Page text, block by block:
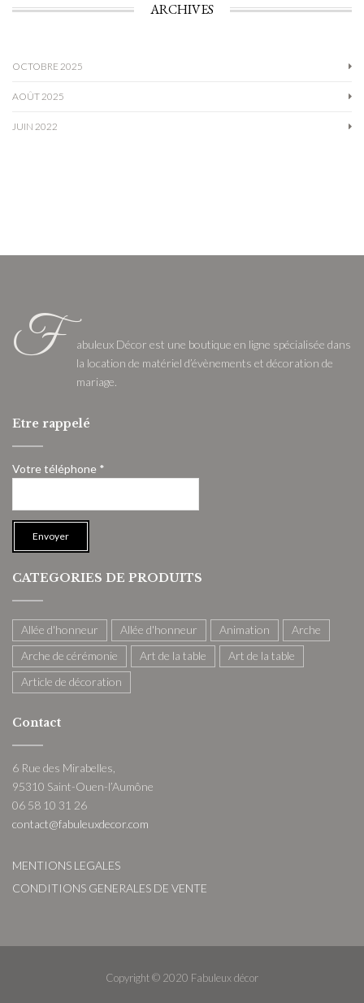
ARCHIVES
OCTOBRE 2025
AOÛT 2025
JUIN 2022
F
abuleux Décor est une boutique en ligne spécialisée dans
la location de matériel d’évènements et décoration de
mariage.
Etre rappelé
Votre téléphone *
CATEGORIES DE PRODUITS
Allée d'honneur Allée d'honneur Animation
Arche
Arche de cérémonie
Art de la table
Art de la table
Article de décoration
Contact
6 Rue des Mirabelles,
95310 Saint-Ouen-l’Aumône
06 58 10 31 26
contact@fabuleuxdecor.com
MENTIONS LEGALES
CONDITIONS GENERALES DE VENTE
Copyright © 2020 Fabuleux décor